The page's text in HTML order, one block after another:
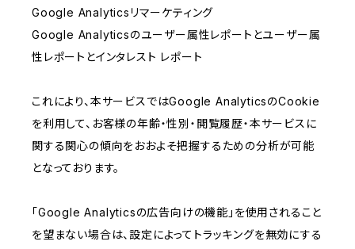
Google Analyticsリマーケティング
Google Analyticsのユーザー属性レポートとユーザー属
性レポートとインタレスト レポート
これにより、本サービスではGoogle AnalyticsのCookie
を利用して、お客様の年齢・性別・閲覧履歴・本サービスに
関する関心の傾向をおおよそ把握するための分析が可能
となっております。
「Google Analyticsの広告向けの機能」を使用されること
を望まない場合は、設定によってトラッキングを無効にする